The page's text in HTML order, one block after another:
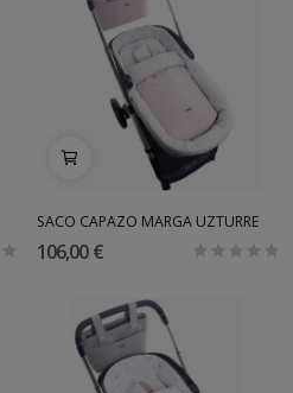
SACO CAPAZO MARGA UZTURRE
106,00 €